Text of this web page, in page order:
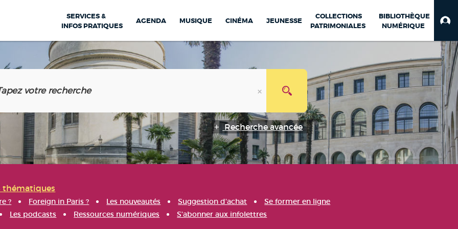
SERVICES &
INFOS PRATIQUES
AGENDA MUSIQUE CINÉMA JEUNESSE
COLLECTIONS
PATRIMONIALES
BIBLIOTHÈQUE
NUMÉRIQUE
Recherche avancée
thématiques
? Foreign in Paris ? Les nouveautés Suggestion d'achat
Se former en ligne
Les podcasts Ressources numériques S'abonner aux infolettres